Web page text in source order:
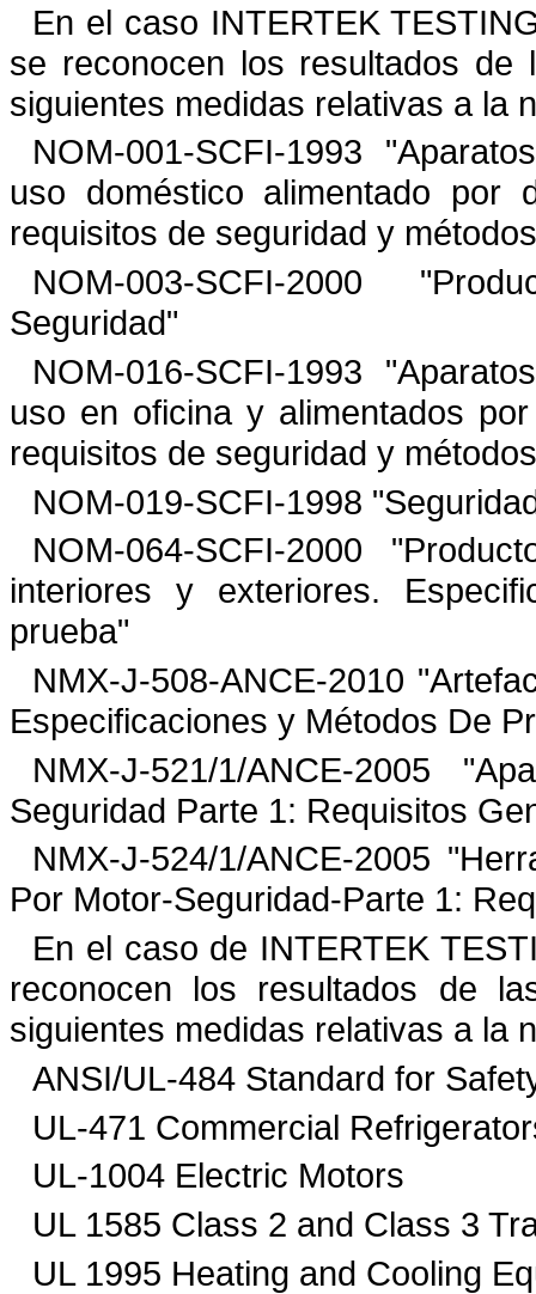
En el caso INTERTEK
se reconocen los resultados de
siguientes medidas relativas a la
NOM-001-SCFI-1993 "
uso doméstico alimentado por
requisitos de seguridad y
NOM-003-SCFI-2000 "
Seguridad"
NOM-016-SCFI-1993 "
uso en oficina y alimentados por
requisitos de seguridad y
NOM-019-SCFI-1998 "
NOM-064-SCFI-2000 "
interiores y exteriores.
prueba"
NMX-J-508-ANCE-2010 "
Especificaciones y Métodos De
NMX-J-521/1/ANCE-2005 "
Seguridad Parte 1: Requisitos
NMX-J-524/1/ANCE-2005 "
Por Motor-Seguridad-Parte 1:
En el caso de INTERTEK
reconocen los resultados de
siguientes medidas relativas a la
ANSI/UL-484 Standard for
UL-471 Commercial
UL-1004 Electric Motors
UL 1585 Class 2 and Class 3
UL 1995 Heating and Cooling